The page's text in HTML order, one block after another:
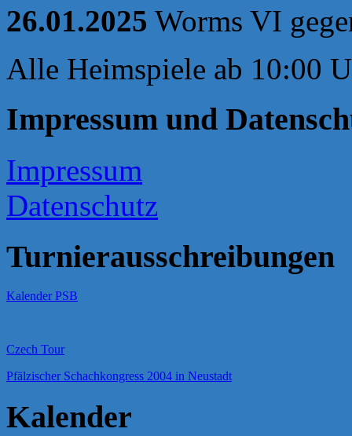
26.01.2025 Worms VI
Alle Heimspiele ab 10:00
Impressum und
Impressum
Datenschutz
Turnierausschreibungen
Kalender PSB
Czech Tour
Pfälzischer Schachkongress 2004 in Neustadt
Kalender